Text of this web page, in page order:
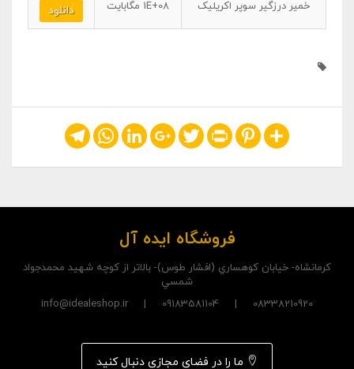
خمیر درزگیر سوپر اکریلیک
1E+08 مگابایت دانلود
Share
Pinterest
Print
Twitter
Google+
LinkedIn
WhatsApp
Telegram
فروشگاه ایده آل
کرمانشاه- خيابان کوهساري (افشار طوس)- بالاتر از کوچه شهيد محمدجواد
شمسي
08338210920 | 09183581104 | info@idealeshop.ir
ما را در فضای مجازی دنبال کنید